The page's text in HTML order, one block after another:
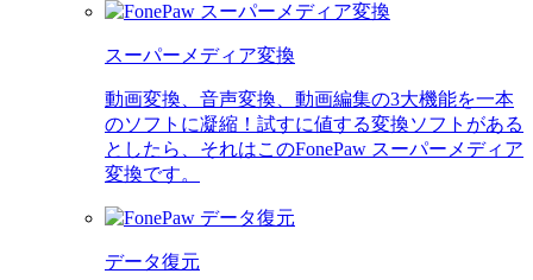
スーパーメディア変換
動画変換、音声変換、動画編集の3大機能を一本
のソフトに凝縮！試すに値する変換ソフトがある
としたら、それはこのFonePaw スーパーメディア
変換です。
データ復元